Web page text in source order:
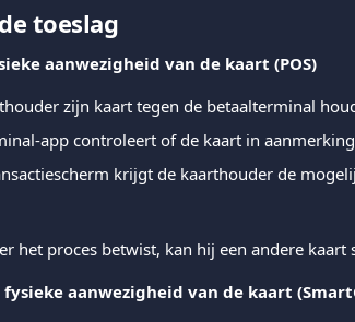
toeslag
aanwezigheid van de kaart (POS)
zijn kaart tegen de betaalterminal
app controleert of de kaart in
krijgt de kaarthouder de
het proces betwist, kan hij een andere kaart
fysieke aanwezigheid van de kaart